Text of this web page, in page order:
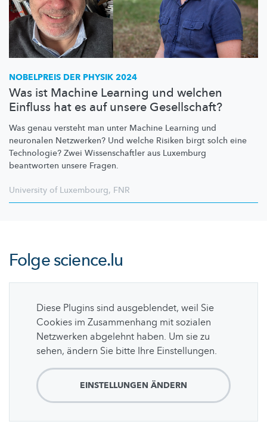
NOBELPREIS DER PHYSIK 2024
Was ist Machine Learning und welchen
Einfluss hat es auf unsere Gesellschaft?
Was genau versteht man unter Machine Learning und
neuronalen Netzwerken? Und welche Risiken birgt solch eine
Technologie? Zwei Wissenschaftler aus Luxemburg
beantworten unsere Fragen.
University of Luxembourg, FNR
Folgescience.lu
Diese Plugins sind ausgeblendet, weil Sie
Cookies im Zusammenhang mit sozialen
Netzwerken abgelehnt haben. Um sie zu
sehen, ändern Sie bitte Ihre Einstellungen.
EINSTELLUNGEN ÄNDERN